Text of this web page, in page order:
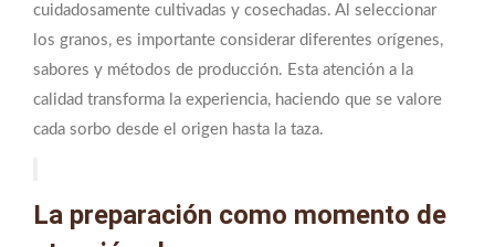
cuidadosamente cultivadas y cosechadas. Al seleccionar
los granos, es importante considerar diferentes orígenes,
sabores y métodos de producción. Esta atención a la
calidad transforma la experiencia, haciendo que se valore
cada sorbo desde el origen hasta la taza.
La preparación como momento de